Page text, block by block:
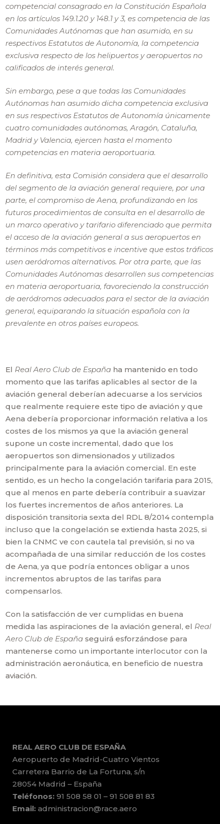
competencial consagrado en la Constitución Española
en los artículos 149.1.20 y 148.1 y 3, es competencia de las
Comunidades Autónomas que han asumido, en su
respectivos Estatutos de Autonomía, la competencia
exclusiva respecto de los helipuertos y aeropuertos no
calificados de interés general.
Sin embargo, pese a que todas las Comunidades
Autónomas han asumido dicha competencia exclusiva
en sus respectivos Estatutos de Autonomía únicamente
cuatro comunidades autónomas, Aragón, Cataluña,
Madrid y Valencia, ejercen hasta el momento
competencias en materia aeroportuaria.
En definitiva, esta Comisión considera que el desarrollo
del segmento de la aviación general requiere, por una
parte, el compromiso de Aena, profundizando en los
futuros procedimientos de consulta en el desarrollo de
un marco operativo y tarifario diferenciado que permita
el acceso de la aviación general a sus aeropuertos en
términos más competitivos e incentive que estos tráficos
usen aeródromos alternativos. Por otra parte, que las
Comunidades Autónomas desarrollen sus competencias
en materia aeroportuaria, favoreciendo la construcción
de aeródromos adecuados para el sector de la aviación
general, equiparando la situación española con la
prevalente en otros países europeos.
El Real Aero Club de España ha mantenido en todo
momento que las tarifas aplicables al sector de la
aviación general deberían adecuarse a los servicios
que realmente requiere este tipo de aviación y que
Aena debería proporcionar información relativa a los
costes de los mismos ya que la aviación general
supone un coste incremental, dado que los
aeropuertos son dimensionados y utilizados
principalmente para la aviación comercial. En este
sentido, es un hecho la congelación tarifaria para 2015,
que al menos en parte debería contribuir a suavizar
los fuertes incrementos de años anteriores. La
disposición transitoria sexta del RDL 8/2014 contempla
incluso que la congelación se extienda hasta 2025, si
bien la CNMC ve con cautela tal previsión, si no va
acompañada de una similar reducción de los costes
de Aena, ya que podría entonces obligar a unos
incrementos abruptos de las tarifas para
compensarlos.
Con la satisfacción de ver cumplidas en buena
medida las aspiraciones de la aviación general, el Real
Aero Club de España seguirá esforzándose para
mantenerse como un importante interlocutor con la
administración aeronáutica, en beneficio de nuestra
aviación.
REAL AERO CLUB DE ESPAÑA
Aeropuerto de Madrid-Cuatro Vientos
Carretera Barrio de La Fortuna, s/n
28054 Madrid – España
Teléfonos: 91 508 58 01 – 91 508 81 83
Email: administracion@race.aero